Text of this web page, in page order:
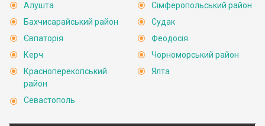
Алушта
Бахчисарайський район
Євпаторія
Керч
Красноперекопський
район
Севастополь
Сімферопольський район
Судак
Феодосія
Чорноморський район
Ялта